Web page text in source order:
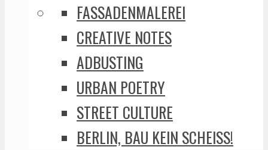
FASSADENMALEREI
CREATIVE NOTES
ADBUSTING
URBAN POETRY
STREET CULTURE
BERLIN, BAU KEIN SCHEISS!